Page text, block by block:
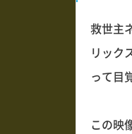
救世主
リック
って目
この映